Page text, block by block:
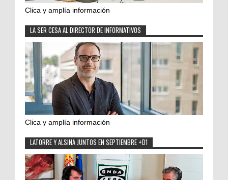
Clica y amplía información
LA SER CESA AL DIRECTOR DE INFORMATIVOS
Clica y amplía información
LATORRE Y ALSINA JUNTOS EN SEPTIEMBRE +D1